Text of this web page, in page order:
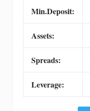
Min.Deposit:
Assets:
Spreads:
Leverage: